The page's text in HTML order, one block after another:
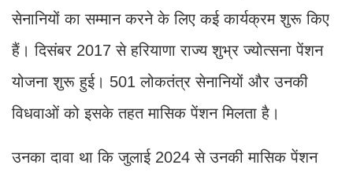
सेनानियों का सम्मान करने के लिए कई कार्यक्रम शुरू किए
हैं। दिसंबर 2017 से हरियाणा राज्य शुभ्र ज्योत्सना पेंशन
योजना शुरू हुई। 501 लोकतंत्र सेनानियों और उनकी
विधवाओं को इसके तहत मासिक पेंशन मिलता है।
उनका दावा था कि जुलाई 2024 से उनकी मासिक पेंशन